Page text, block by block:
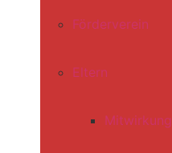
Förderverein
Eltern
Mitwirkung